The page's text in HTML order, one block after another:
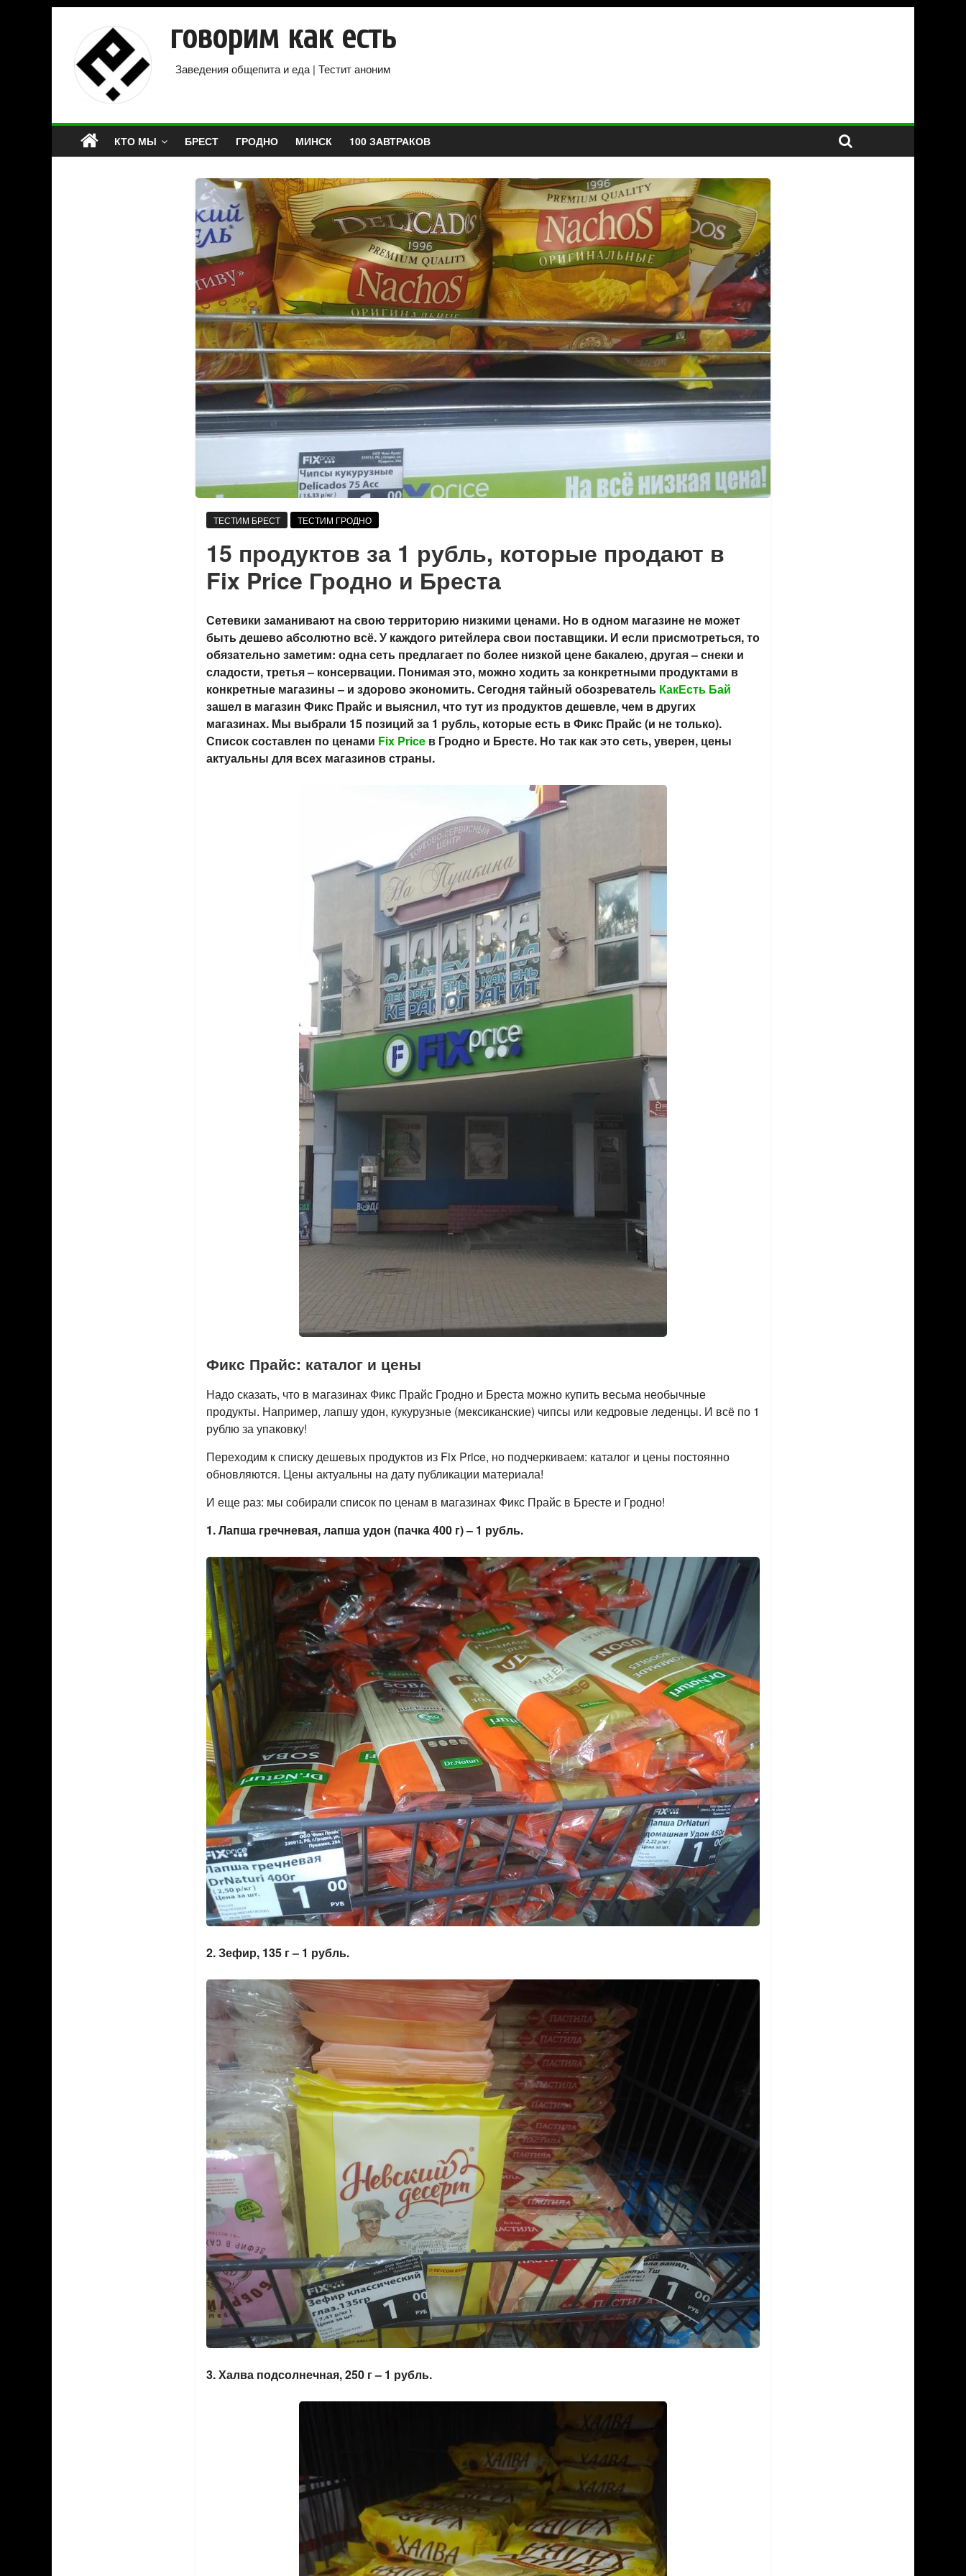
говорим как есть
Заведения общепита и еда | Тестит аноним
КТО МЫ БРЕСТ ГРОДНО МИНСК 100 ЗАВТРАКОВ
ТЕСТИМ БРЕСТ ТЕСТИМ ГРОДНО
15 продуктов за 1 рубль, которые продают в
Fix Price Гродно и Бреста
Сетевики заманивают на свою территорию низкими ценами. Но в одном магазине не может
быть дешево абсолютно всё. У каждого ритейлера свои поставщики. И если присмотреться, то
обязательно заметим: одна сеть предлагает по более низкой цене бакалею, другая – снеки и
сладости, третья – консервации. Понимая это, можно ходить за конкретными продуктами в
конкретные магазины – и здорово экономить. Сегодня тайный обозреватель КакЕсть Бай
зашел в магазин Фикс Прайс и выяснил, что тут из продуктов дешевле, чем в других
магазинах. Мы выбрали 15 позиций за 1 рубль, которые есть в Фикс Прайс (и не только).
Список составлен по ценами Fix Price в Гродно и Бресте. Но так как это сеть, уверен, цены
актуальны для всех магазинов страны.
Фикс Прайс: каталог и цены
Надо сказать, что в магазинах Фикс Прайс Гродно и Бреста можно купить весьма необычные
продукты. Например, лапшу удон, кукурузные (мексиканские) чипсы или кедровые леденцы. И всё по 1
рублю за упаковку!
Переходим к списку дешевых продуктов из Fix Price, но подчеркиваем: каталог и цены постоянно
обновляются. Цены актуальны на дату публикации материала!
И еще раз: мы собирали список по ценам в магазинах Фикс Прайс в Бресте и Гродно!
1. Лапша гречневая, лапша удон (пачка 400 г) – 1 рубль.
2. Зефир, 135 г – 1 рубль.
3. Халва подсолнечная, 250 г – 1 рубль.